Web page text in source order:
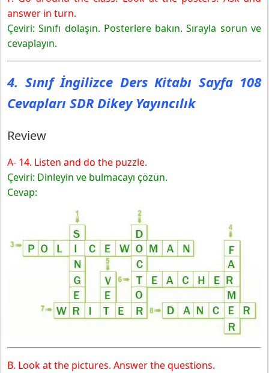
answer in turn.
Çeviri: Sınıfı dolaşın. Posterlere bakın. Sırayla sorun ve
cevaplayın.
4. Sınıf İngilizce Ders Kitabı Sayfa 108
Cevapları SDR Dikey Yayıncılık
Review
A- 14. Listen and do the puzzle.
Çeviri: Dinleyin ve bulmacayı çözün.
Cevap:
B. Look at the pictures. Answer the questions.